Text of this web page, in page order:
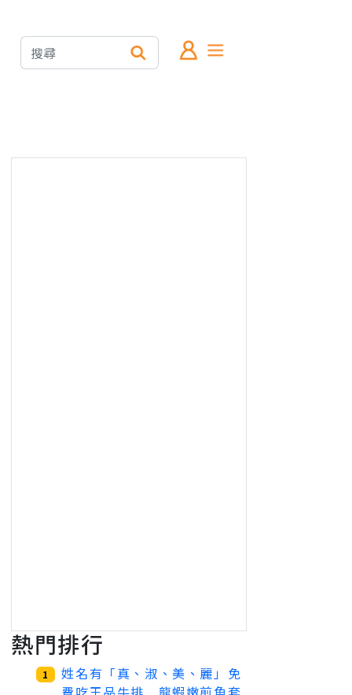
熱門排行
1
姓名有「真、淑、美、麗」免